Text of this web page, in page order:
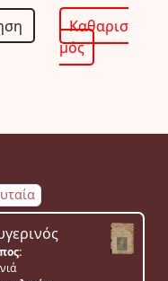
Καθαρισ
μός